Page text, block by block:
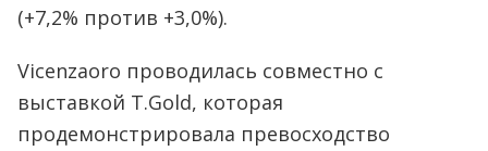
(+7,2% против +3,0%).
Vicenzaoro проводилась совместно с
выставкой T.Gold, которая
продемонстрировала превосходство